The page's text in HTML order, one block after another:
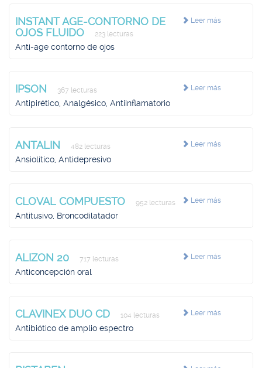
Leer más
INSTANT AGE-CONTORNO DE
OJOS FLUIDO
223 lecturas
Anti-age contorno de ojos
Leer más
IPSON 367 lecturas
Antipirético, Analgésico, Antiinflamatorio
Leer más
ANTALIN 482 lecturas
Ansiolítico, Antidepresivo
Leer más
CLOVAL COMPUESTO 952 lecturas
Antitusivo, Broncodilatador
Leer más
ALIZON 20 717 lecturas
Anticoncepción oral
Leer más
CLAVINEX DUO CD 104 lecturas
Antibiótico de amplio espectro